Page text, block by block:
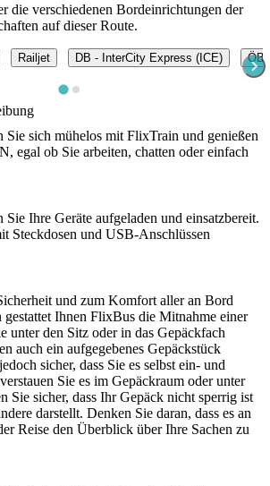
die verschiedenen Bordeinrichtungen der
auf dieser Route.
Railjet DB - InterCity Express (ICE)
Sie sich mühelos mit FlixTrain und genießen
egal ob Sie arbeiten, chatten oder einfach
Sie Ihre Geräte aufgeladen und einsatzbereit.
Steckdosen und USB-Anschlüssen
und zum Komfort aller an Bord
gestattet Ihnen FlixBus die Mitnahme einer
unter den Sitz oder in das Gepäckfach
auch ein aufgegebenes Gepäckstück
sicher, dass Sie es selbst ein- und
Sie es im Gepäckraum oder unter
Sie sicher, dass Ihr Gepäck nicht sperrig ist
darstellt. Denken Sie daran, dass es an
Reise den Überblick über Ihre Sachen zu